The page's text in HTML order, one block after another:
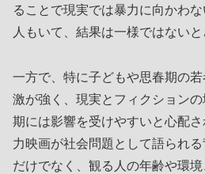
ることで現実では暴力に向かわ
人もいて、結果は一様ではないと
一方で、特に子どもや思春期の
激が強く、現実とフィクション
期には影響を受けやすいと心配
力映画が社会問題として語られ
だけでなく、観る人の年齢や環